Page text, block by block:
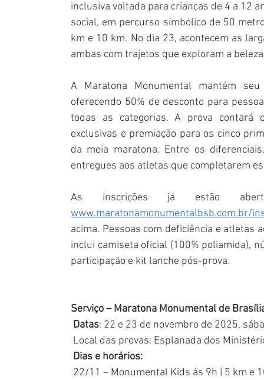
inclusiva voltada para crianças de 4 a 12
social, em percurso simbólico de 50
km e 10 km. No dia 23, acontecem as
ambas com trajetos que exploram a
A Maratona Monumental mantém
oferecendo 50% de desconto para
todas as categorias. A prova contará
exclusivas e premiação para os cinco
da meia maratona. Entre os
entregues aos atletas que completarem
www.maratonamonumentalbsb.com.br/
acima. Pessoas com deficiência e atletas
inclui camiseta oficial (100% poliamida),
participação e kit lanche pós-prova.
Serviço – Maratona Monumental de
Datas: 22 e 23 de novembro de 2025,
Local das provas: Esplanada dos
Dias e horários:
22/11 – Monumental Kids às 9h | 5 km e